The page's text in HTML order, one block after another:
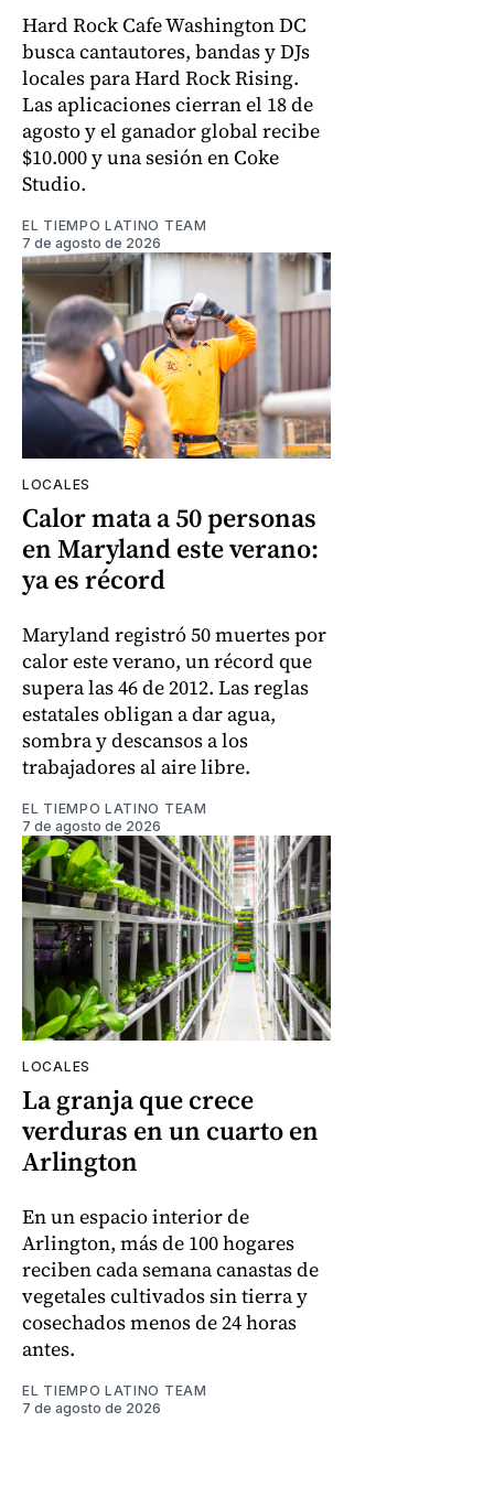
Hard Rock Cafe Washington DC
busca cantautores, bandas y DJs
locales para Hard Rock Rising.
Las aplicaciones cierran el 18 de
agosto y el ganador global recibe
$10.000 y una sesión en Coke
Studio.
EL TIEMPO LATINO TEAM
7 de agosto de 2026
LOCALES
Calor mata a 50 personas
en Maryland este verano:
ya es récord
Maryland registró 50 muertes por
calor este verano, un récord que
supera las 46 de 2012. Las reglas
estatales obligan a dar agua,
sombra y descansos a los
trabajadores al aire libre.
EL TIEMPO LATINO TEAM
7 de agosto de 2026
LOCALES
La granja que crece
verduras en un cuarto en
Arlington
En un espacio interior de
Arlington, más de 100 hogares
reciben cada semana canastas de
vegetales cultivados sin tierra y
cosechados menos de 24 horas
antes.
EL TIEMPO LATINO TEAM
7 de agosto de 2026